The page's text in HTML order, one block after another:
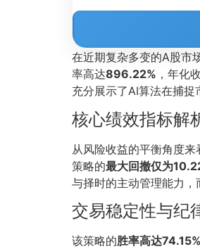
在近期复杂多变的A股市
率高达896.22% ，年化
充分展示了AI算法在捕捉
核心绩效指标解
从风险收益的平衡角度来
策略的最大回撤仅为
与择时的主动管理能力，
交易稳定性与纪
该策略的胜率高达74.15%